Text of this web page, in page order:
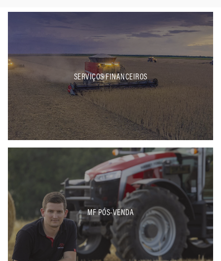
SERVIÇOS FINANCEIROS
MF PÓS-VENDA